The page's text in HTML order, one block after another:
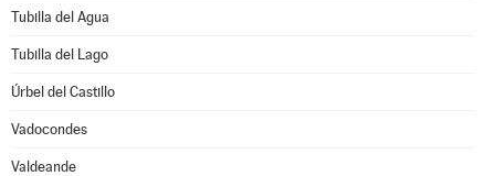
Tubilla del Agua
Tubilla del Lago
Úrbel del Castillo
Vadocondes
Valdeande